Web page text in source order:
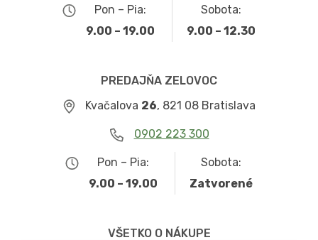
Pon – Pia:
9.00 – 19.00
Sobota:
9.00 – 12.30
PREDAJŇA ZELOVOC
Kvačalova 26, 821 08 Bratislava
0902 223 300
Pon – Pia:
9.00 – 19.00
Sobota:
Zatvorené
VŠETKO O NÁKUPE